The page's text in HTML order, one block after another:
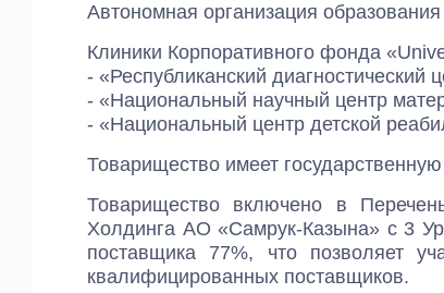
Автономная организация
Клиники Корпоративного фонда
- «Республиканский диагностический
- «Национальный научный центр
- «Национальный центр детской
Товарищество имеет
Товарищество включено в
Холдинга АО «Самрук-Казына» с 3
поставщика 77%, что позволяет
квалифицированных поставщиков.